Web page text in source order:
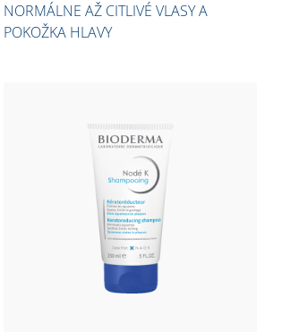
NORMÁLNE AŽ CITLIVÉ VLASY A
POKOŽKA HLAVY